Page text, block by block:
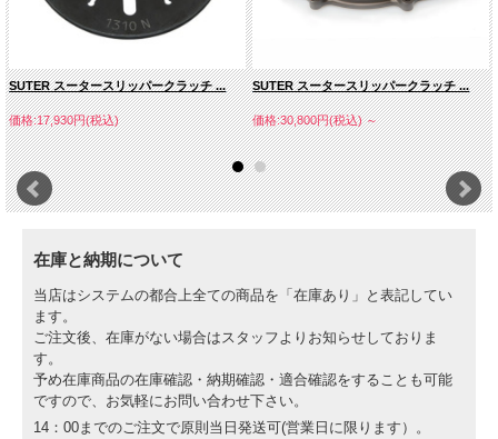
MXラインクラッチの最大の恩恵は、稲妻のように鋭いクイックスタートとライダ
ーに合わせた完全なセッティングが行えることです。
モトクロスバイクのスタンダードクラッチは使用方法によりすぐに限界に達しま
す。ミッションの耐久性を上げるために、スタンダードクラッチはある程度の滑り
を考慮し設計されているからです。
そのため、急加速を行う場合エンジンのピークトルクが発生する時に非常にわずか
ながらクラッチが滑るのです。
トップレベルのレースでは、ミッションの耐久性よりも優れたパフォーマンスが重
要視されます。
ライダーに合わせたセッティングを行ったクラッチはもっと重要です。
SUTER スータースリッパークラッチ ...
価格:17,930円(税込)
SUTER スータースリッパークラッチ ...
価格:30,800円(税込)～
在庫と納期について
当店はシステムの都合上全ての商品を「在庫あり」と表記してい
ます。
ご注文後、在庫がない場合はスタッフよりお知らせしておりま
す。
予め在庫商品の在庫確認・納期確認・適合確認をすることも可能
ですので、お気軽にお問い合わせ下さい。
14：00までのご注文で原則当日発送可(営業日に限ります）。